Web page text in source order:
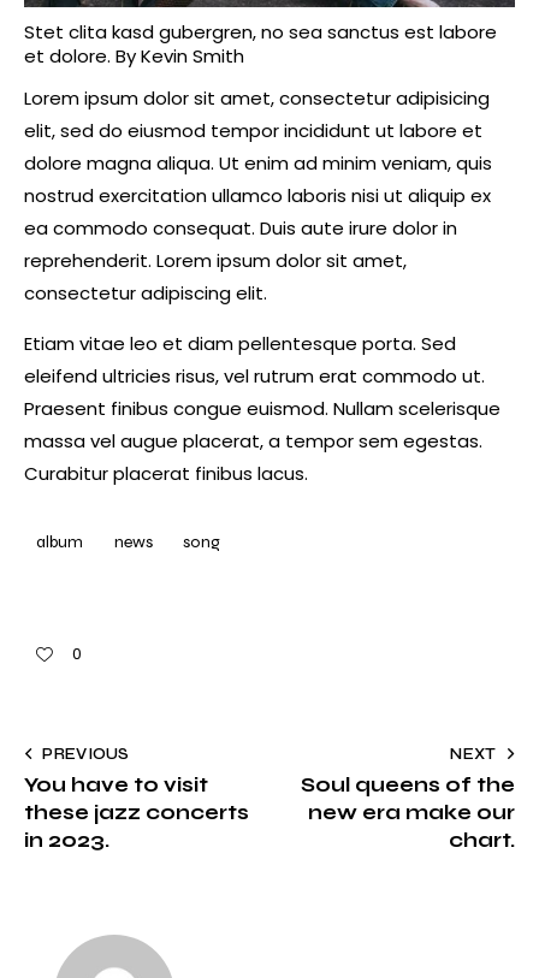
Stet clita kasd gubergren, no sea sanctus est labore
et dolore. ByKevin Smith
Lorem ipsum dolor sit amet, consectetur adipisicing
elit, sed do eiusmod tempor incididunt ut labore et
dolore magna aliqua. Ut enim ad minim veniam, quis
nostrud exercitation ullamco laboris nisi ut aliquip ex
ea commodo consequat. Duis aute irure dolor in
reprehenderit. Lorem ipsum dolor sit amet,
consectetur adipiscing elit.
Etiam vitae leo et diam pellentesque porta. Sed
eleifend ultricies risus, vel rutrum erat commodo ut.
Praesent finibus congue euismod. Nullam scelerisque
massa vel augue placerat, a tempor sem egestas.
Curabitur placerat finibus lacus.
album news song
0
PREVIOUS
You have to visit
these jazz concerts
in 2023.
NEXT
Soul queens of the
new era make our
chart.